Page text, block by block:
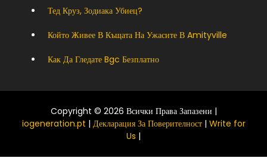
Тед Круз, Зодиака Убиец?
Който Живее В Къщата На Ужасите В Amityville
Как Да Гледате Bgc Безплатно
Copyright © 2026 Всички Права Запазени |
iogeneration.pt | Декларация За Поверителност| Write for
Us |